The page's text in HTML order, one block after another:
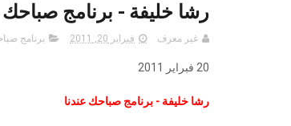
رشا خليفة - برنامج صباحك
غير معرف فبراير 20, 2011 برنامج
20 فبراير 2011
رشا خليفة - برنامج صباحك عندنا